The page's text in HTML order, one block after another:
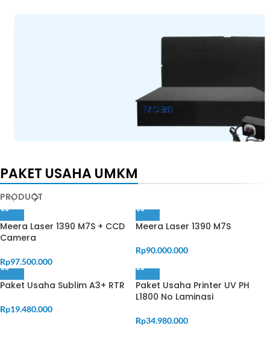
Special Deals
Suku Cadang
Hanya minggu ini…
Shop Now
PAKET USAHA UMKM
PRODUCT
Meera Laser 1390 M7S + CCD
Camera
Rp97.500.000
Meera Laser 1390 M7S
Rp90.000.000
Paket Usaha Sublim A3+ RTR
Rp19.480.000
Paket Usaha Printer UV PH
L1800 No Laminasi
Rp34.980.000